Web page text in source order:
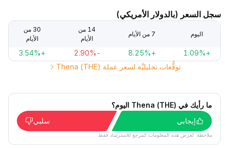
سجل السعر (بالدولار الأمريكي)
اليوم 7 من الأيام
14 من
الأيام
30 من
الأيام
+1.09%
+8.25%
-2.90%
+3.54%
توقُّعات تحليليَّة لسعر عملة Thena (THE)
ما رأيك في Thena (THE) اليوم؟
إيجابي
سلبي
ملاحظة: تُعرَض هذه المعلومات كمرجع للاسترشاد فقط.